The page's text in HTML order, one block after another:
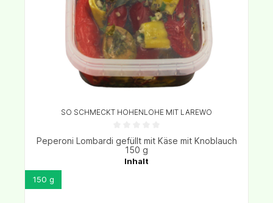
SO SCHMECKT HOHENLOHE MIT LAREWO
Peperoni Lombardi gefüllt mit Käse mit Knoblauch
150 g
Inhalt
150 g